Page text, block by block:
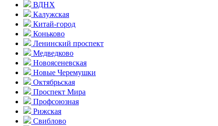
ВДНХ
Калужская
Китай-город
Коньково
Ленинский проспект
Медведково
Новоясе­невская
Новые Черемушки
Октябрьская
Проспект Мира
Профсоюзная
Рижская
Свиблово